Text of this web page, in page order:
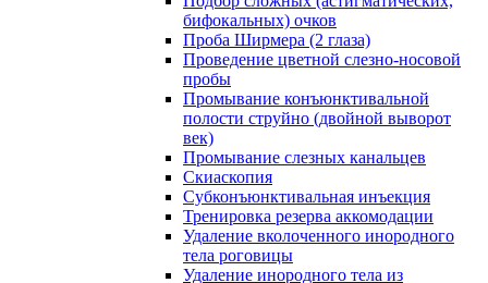
бифокальных) очков
Проба Ширмера (2 глаза)
Проведение цветной слезно-носовой
пробы
Промывание конъюнктивальной
полости струйно (двойной выворот
век)
Промывание слезных канальцев
Скиаскопия
Субконъюнктивальная инъекция
Тренировка резерва аккомодации
Удаление вколоченного инородного
тела роговицы
Удаление инородного тела из